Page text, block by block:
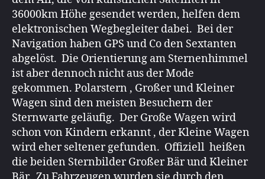
36000km Höhe gesendet werden, helfen dem
elektronischen Wegbegleiter dabei. Bei der
Navigation haben GPS und Co den Sextanten
abgelöst. Die Orientierung am Sternenhimmel
ist aber dennoch nicht aus der Mode
gekommen. Polarstern , Großer und Kleiner
Wagen sind den meisten Besuchern der
Sternwarte geläufig. Der Große Wagen wird
schon von Kindern erkannt , der Kleine Wagen
wird eher seltener gefunden. Offiziell heißen
die beiden Sternbilder Großer Bär und Kleiner